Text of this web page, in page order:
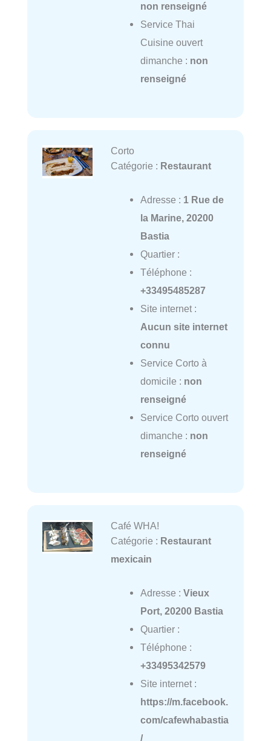
non renseigné
Service Thai
Cuisine ouvert
dimanche : non
renseigné
Corto
Catégorie : Restaurant
Adresse : 1 Rue de
la Marine, 20200
Bastia
Quartier :
Téléphone :
+33495485287
Site internet :
Aucun site internet
connu
Service Corto à
domicile : non
renseigné
Service Corto ouvert
dimanche : non
renseigné
Café WHA!
Catégorie : Restaurant
mexicain
Adresse : Vieux
Port, 20200 Bastia
Quartier :
Téléphone :
+33495342579
Site internet :
https://m.facebook.
com/cafewhabastia
/